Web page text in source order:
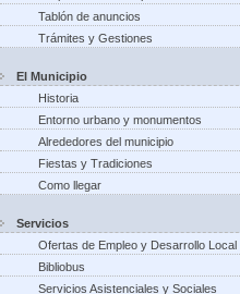
Tablón de anuncios
Trámites y Gestiones
El Municipio
Historia
Entorno urbano y monumentos
Alrededores del municipio
Fiestas y Tradiciones
Como llegar
Servicios
Ofertas de Empleo y Desarrollo Local
Bibliobus
Servicios Asistenciales y Sociales